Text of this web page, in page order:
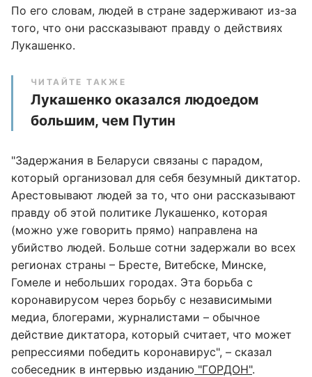
По его словам, людей в стране задерживают из-за
того, что они рассказывают правду о действиях
Лукашенко.
ЧИТАЙТЕ ТАКЖЕ
Лукашенко оказался людоедом
большим, чем Путин
"Задержания в Беларуси связаны с парадом,
который организовал для себя безумный диктатор.
Арестовывают людей за то, что они рассказывают
правду об этой политике Лукашенко, которая
(можно уже говорить прямо) направлена на
убийство людей. Больше сотни задержали во всех
регионах страны – Бресте, Витебске, Минске,
Гомеле и небольших городах. Эта борьба с
коронавирусом через борьбу с независимыми
медиа, блогерами, журналистами – обычное
действие диктатора, который считает, что может
репрессиями победить коронавирус", – сказал
собеседник в интервью изданию "ГОРДОН".